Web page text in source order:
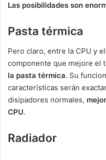
Las posibilidades son
Pasta térmica
Pero claro, entre la CPU y
componente que mejore el
la pasta térmica. Su
características serán
disipadores normales,
CPU.
Radiador